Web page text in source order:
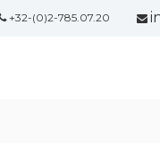
+32-(0)2-785.07.20